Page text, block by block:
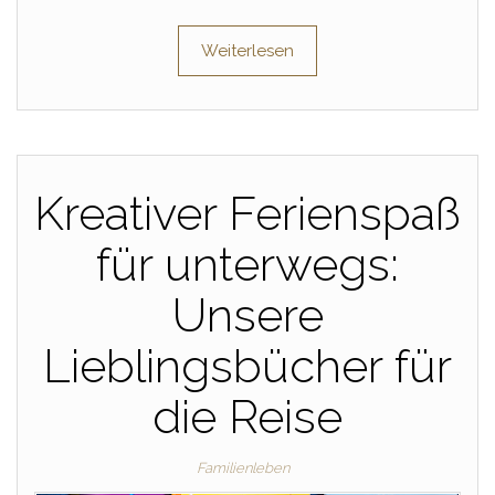
Weiterlesen
Kreativer Ferienspaß
für unterwegs:
Unsere
Lieblingsbücher für
die Reise
Familienleben